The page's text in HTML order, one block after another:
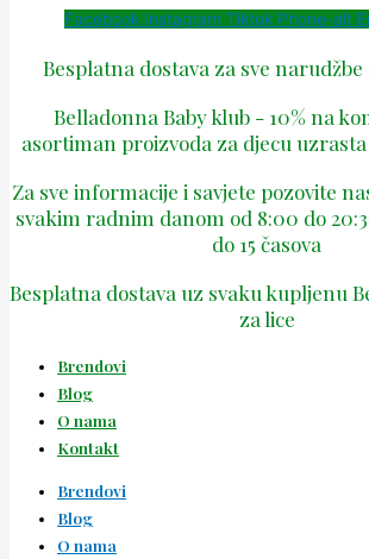
Facebook Instagram Tiktok Phone-alt
Besplatna dostava za sve
Belladonna Baby klub - 10% na
asortiman proizvoda za djecu
Za sve informacije i savjete pozovite
svakim radnim danom od 8:00 do
do 15 časova
Besplatna dostava uz svaku kupljenu
za lice
Brendovi
Blog
O nama
Kontakt
Brendovi
Blog
O nama